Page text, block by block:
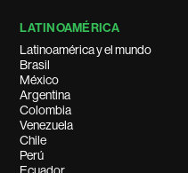
LATINOAMÉRICA
Latinoamérica y el mundo
Brasil
México
Argentina
Colombia
Venezuela
Chile
Perú